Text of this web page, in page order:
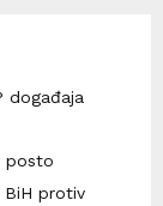
događaja
posto
BiH protiv